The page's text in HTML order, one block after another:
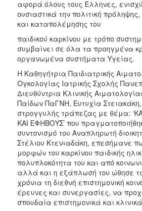
αφορά όλους τους Έλληνες,
ουσιαστικά την πολιτική
και καταπολέμησης του
παιδικού καρκίνου με τρόπο
συμβαίνει σε όλα τα προηγμένα
οργανωμένα συστήματα Υγείας.
Η Καθηγήτρια Παιδιατρικής
Ογκολογίας Ιατρικής Σχολής
Διευθύντρια Κλινικής
Παίδων ΠαΓΝΗ, Ευτυχία Στειακάκη,
στρογγυλής τράπεζας με θέμα:
ΚΑΙ ΕΦΗΒΟΥΣ’ που
συντονισμό του Αναπληρωτή
Στέλιου Κτενιαδάκη, επεσήμανε
μορφών του καρκίνου παιδικής
πολυπλοκότητα του και από
αλλά και η εξάπλωσή του ώθησε
χρόνια τη διεθνή επιστημονική
έρευνες και συνεργασίες, να
σπουδαία επιστημονικά και